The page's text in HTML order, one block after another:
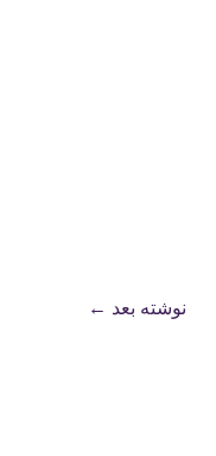
نوشته بعد ←